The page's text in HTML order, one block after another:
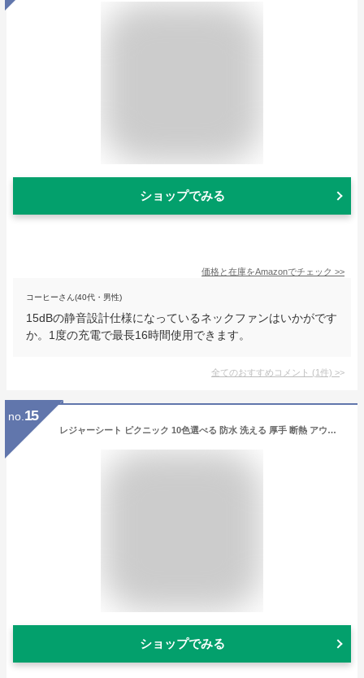
ショップでみる
価格と在庫をAmazonでチェック >>
コーヒーさん(40代・男性)
15dBの静音設計仕様になっているネックファンはいかがです
か。1度の充電で最長16時間使用できます。
全てのおすすめコメント (1件) >
no. 15
レジャーシート ピクニック 10色選べる 防水 洗える 厚手 断熱 アウトドア 触り心地がいい 厚手 軽量 子供 200×200cm 手洗い ショルダー キャンプ PUレザーバンド 裏防水 4~8人用 クッション コンパクトレジャー 折りたたみレ 遠足 キャン 運動会 おしゃれ 大きい 花火
ショップでみる